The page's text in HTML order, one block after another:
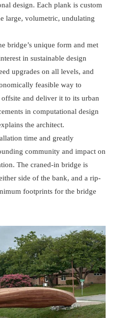
design. Each plank is custom
large, volumetric, undulating
bridge’s unique form and met
in sustainable design
upgrades on all levels, and
feasible way to
and deliver it to its urban
in computational design
the architect.
time and greatly
community and impact on
The craned-in bridge is
side of the bank, and a rip-
footprints for the bridge